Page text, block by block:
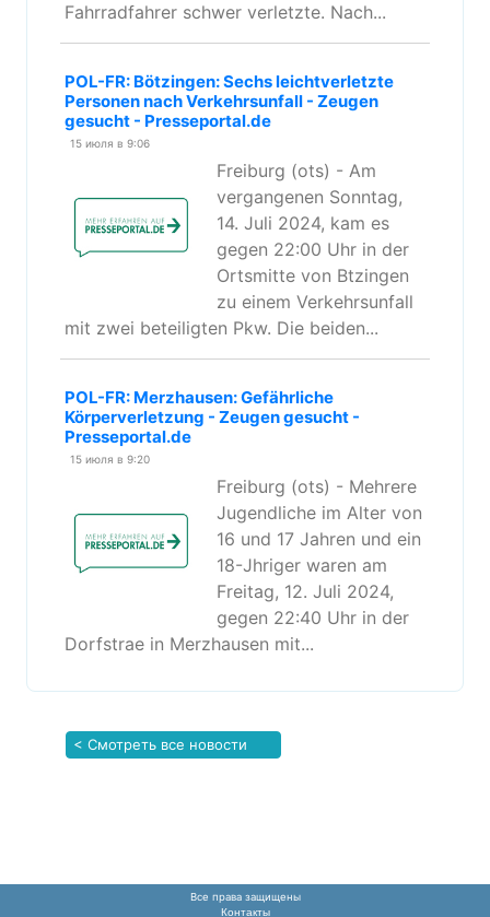
Fahrradfahrer schwer verletzte. Nach...
POL-FR: Bötzingen: Sechs leichtverletzte
Personen nach Verkehrsunfall - Zeugen
gesucht - Presseportal.de
15 июля в 9:06
Freiburg (ots) - Am
vergangenen Sonntag,
14. Juli 2024, kam es
gegen 22:00 Uhr in der
Ortsmitte von Btzingen
zu einem Verkehrsunfall
mit zwei beteiligten Pkw. Die beiden...
POL-FR: Merzhausen: Gefährliche
Körperverletzung - Zeugen gesucht -
Presseportal.de
15 июля в 9:20
Freiburg (ots) - Mehrere
Jugendliche im Alter von
16 und 17 Jahren und ein
18-Jhriger waren am
Freitag, 12. Juli 2024,
gegen 22:40 Uhr in der
Dorfstrae in Merzhausen mit...
< Смотреть все новости
Все права защищены
Контакты